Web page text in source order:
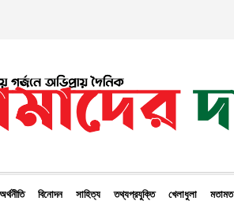
অর্থনীতি বিনোদন সাহিত্য তথ্যপ্রযুক্তি খেলাধুলা মতামত